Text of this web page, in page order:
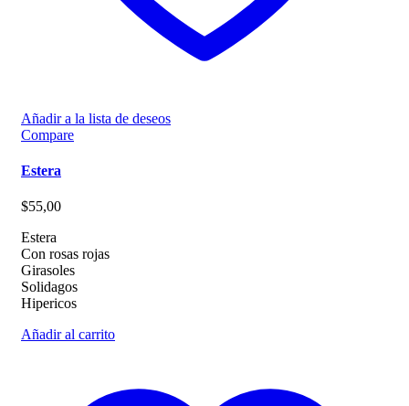
Añadir a la lista de deseos
Compare
Estera
$55,00
Estera
Con rosas rojas
Girasoles
Solidagos
Hipericos
Añadir al carrito